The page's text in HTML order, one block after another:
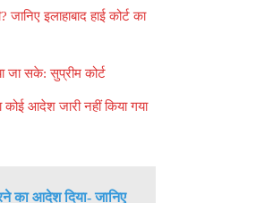
इलाहाबाद हाई कोर्ट का
जा सके: सुप्रीम कोर्ट
कोई आदेश जारी नहीं किया गया
का आदेश दिया- जानिए